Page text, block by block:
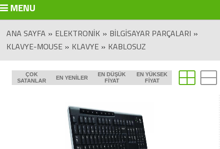
MENU
ANA SAYFA » ELEKTRONIK » BILGISAYAR PARÇALARI »
KLAVYE-MOUSE » KLAVYE » KABLOSUZ
ÇOK
SATANLAR
EN YENILER
EN DÜŞÜK
FIYAT
EN YÜKSEK
FIYAT